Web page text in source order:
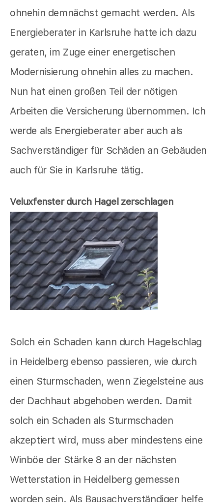
ohnehin demnächst gemacht werden. Als
Energieberater in Karlsruhe hatte ich dazu
geraten, im Zuge einer energetischen
Modernisierung ohnehin alles zu machen.
Nun hat einen großen Teil der nötigen
Arbeiten die Versicherung übernommen. Ich
werde als Energieberater aber auch als
Sachverständiger für Schäden an Gebäuden
auch für Sie in Karlsruhe tätig.
Veluxfenster durch Hagel zerschlagen
Solch ein Schaden kann durch Hagelschlag
in Heidelberg ebenso passieren, wie durch
einen Sturmschaden, wenn Ziegelsteine aus
der Dachhaut abgehoben werden. Damit
solch ein Schaden als Sturmschaden
akzeptiert wird, muss aber mindestens eine
Winböe der Stärke 8 an der nächsten
Wetterstation in Heidelberg gemessen
worden sein. Als Bausachverständiger helfe